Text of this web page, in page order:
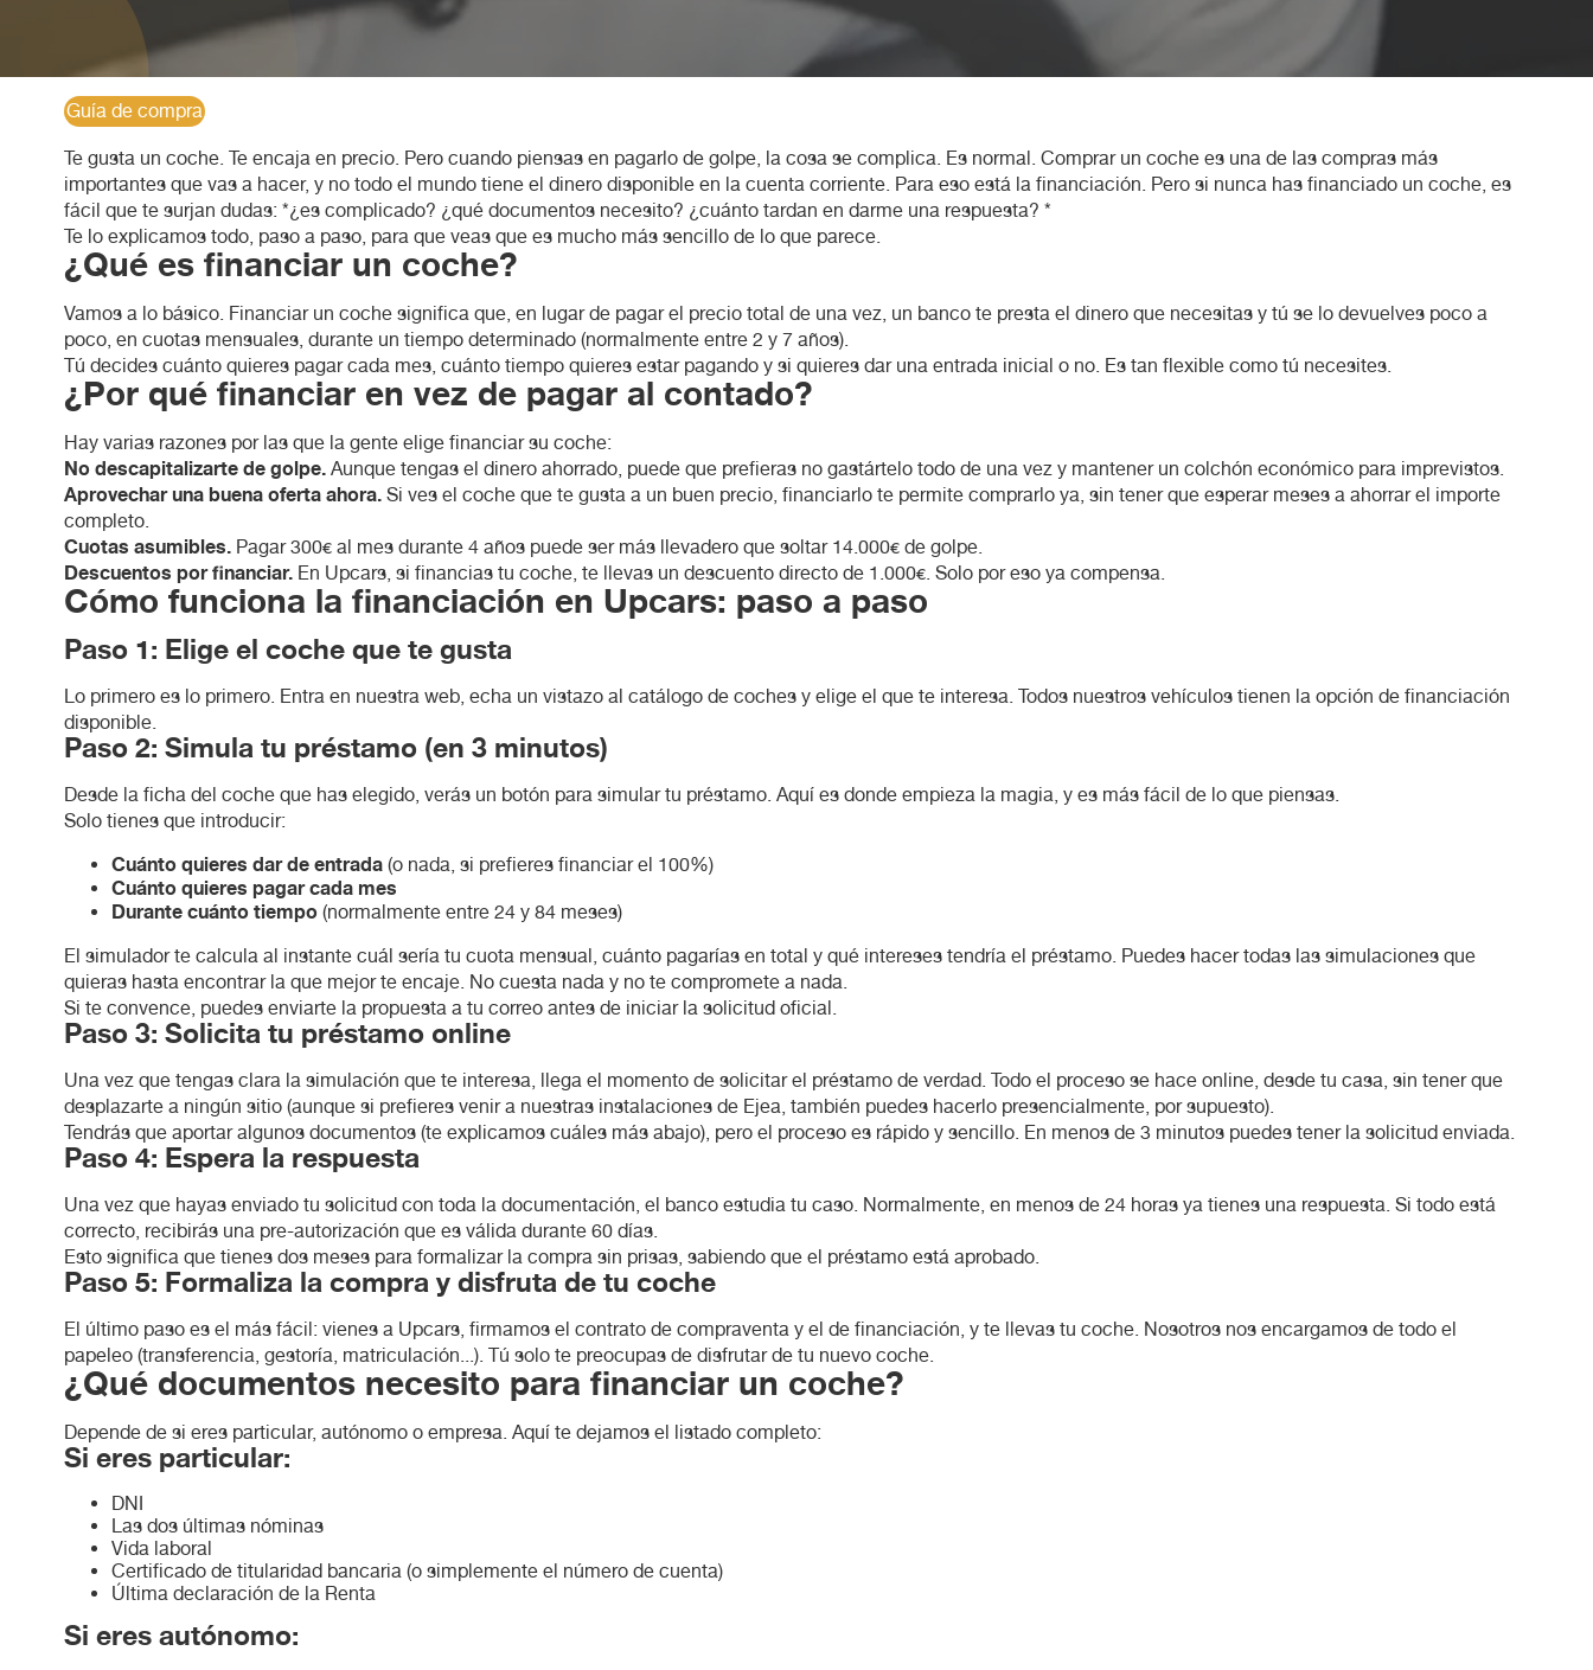
Guía de compra
Te gusta un coche. Te encaja en precio. Pero cuando piensas en pagarlo de golpe, la cosa se complica. Es normal. Comprar un coche es una de las compras más
importantes que vas a hacer, y no todo el mundo tiene el dinero disponible en la cuenta corriente. Para eso está la financiación. Pero si nunca has financiado un coche, es
fácil que te surjan dudas: *¿es complicado? ¿qué documentos necesito? ¿cuánto tardan en darme una respuesta? *
Te lo explicamos todo, paso a paso, para que veas que es mucho más sencillo de lo que parece.
¿Qué es financiar un coche?
Vamos a lo básico. Financiar un coche significa que, en lugar de pagar el precio total de una vez, un banco te presta el dinero que necesitas y tú se lo devuelves poco a
poco, en cuotas mensuales, durante un tiempo determinado (normalmente entre 2 y 7 años).
Tú decides cuánto quieres pagar cada mes, cuánto tiempo quieres estar pagando y si quieres dar una entrada inicial o no. Es tan flexible como tú necesites.
¿Por qué financiar en vez de pagar al contado?
Hay varias razones por las que la gente elige financiar su coche:
No descapitalizarte de golpe.Aunque tengas el dinero ahorrado, puede que prefieras no gastártelo todo de una vez y mantener un colchón económico para imprevistos.
Aprovechar una buena oferta ahora.Si ves el coche que te gusta a un buen precio, financiarlo te permite comprarlo ya, sin tener que esperar meses a ahorrar el importe
completo.
Cuotas asumibles.Pagar 300€ al mes durante 4 años puede ser más llevadero que soltar 14.000€ de golpe.
Descuentos por financiar.En Upcars, si financias tu coche, te llevas un descuento directo de 1.000€. Solo por eso ya compensa.
Cómo funciona la financiación en Upcars: paso a paso
Paso 1: Elige el coche que te gusta
Lo primero es lo primero. Entra en nuestra web, echa un vistazo al catálogo de coches y elige el que te interesa. Todos nuestros vehículos tienen la opción de financiación
disponible.
Paso 2: Simula tu préstamo (en 3 minutos)
Desde la ficha del coche que has elegido, verás un botón para simular tu préstamo. Aquí es donde empieza la magia, y es más fácil de lo que piensas.
Solo tienes que introducir:
Cuánto quieres dar de entrada(o nada, si prefieres financiar el 100%)
Cuánto quieres pagar cada mes
Durante cuánto tiempo(normalmente entre 24 y 84 meses)
El simulador te calcula al instante cuál sería tu cuota mensual, cuánto pagarías en total y qué intereses tendría el préstamo. Puedes hacer todas las simulaciones que
quieras hasta encontrar la que mejor te encaje. No cuesta nada y no te compromete a nada.
Si te convence, puedes enviarte la propuesta a tu correo antes de iniciar la solicitud oficial.
Paso 3: Solicita tu préstamo online
Una vez que tengas clara la simulación que te interesa, llega el momento de solicitar el préstamo de verdad. Todo el proceso se hace online, desde tu casa, sin tener que
desplazarte a ningún sitio (aunque si prefieres venir a nuestras instalaciones de Ejea, también puedes hacerlo presencialmente, por supuesto).
Tendrás que aportar algunos documentos (te explicamos cuáles más abajo), pero el proceso es rápido y sencillo. En menos de 3 minutos puedes tener la solicitud enviada.
Paso 4: Espera la respuesta
Una vez que hayas enviado tu solicitud con toda la documentación, el banco estudia tu caso. Normalmente, en menos de 24 horas ya tienes una respuesta. Si todo está
correcto, recibirás una pre-autorización que es válida durante 60 días.
Esto significa que tienes dos meses para formalizar la compra sin prisas, sabiendo que el préstamo está aprobado.
Paso 5: Formaliza la compra y disfruta de tu coche
El último paso es el más fácil: vienes a Upcars, firmamos el contrato de compraventa y el de financiación, y te llevas tu coche. Nosotros nos encargamos de todo el
papeleo (transferencia, gestoría, matriculación...). Tú solo te preocupas de disfrutar de tu nuevo coche.
¿Qué documentos necesito para financiar un coche?
Depende de si eres particular, autónomo o empresa. Aquí te dejamos el listado completo:
Si eres particular:
DNI
Las dos últimas nóminas
Vida laboral
Certificado de titularidad bancaria (o simplemente el número de cuenta)
Última declaración de la Renta
Si eres autónomo: